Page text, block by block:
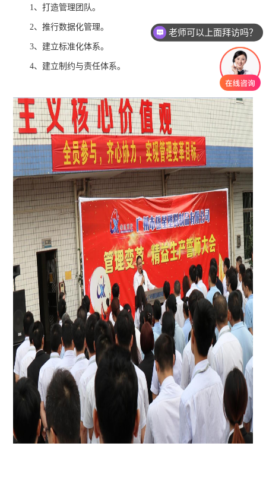
1、打造管理团队。
2、推行数据化管理。
3、建立标准化体系。
4、建立制约与责任体系。
老师可以上面拜访吗？